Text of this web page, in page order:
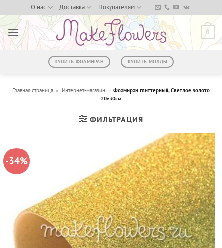
to
content
О нас Доставка Покупателям
0
КУПИТЬ ФОАМИРАН КУПИТЬ МОЛДЫ
Главная страница » Интернет-магазин » Фоамиран глиттерный, Светлое золото
20×30см
ФИЛЬТРАЦИЯ
-34%